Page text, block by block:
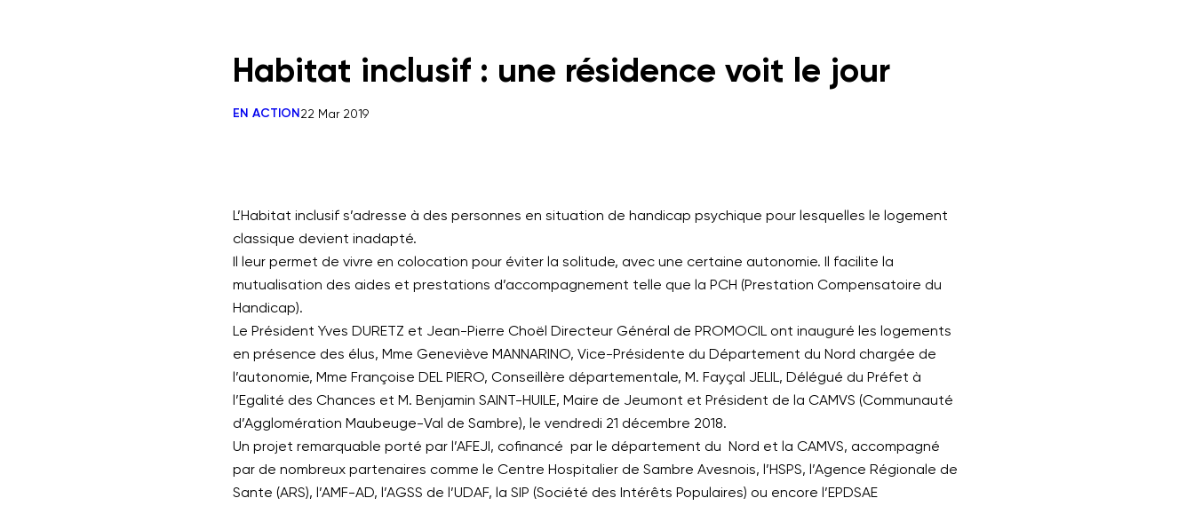
Habitat inclusif : une résidence voit le jour
EN ACTION22 Mar 2019
L’Habitat inclusif s’adresse à des personnes en situation de handicap psychique pour lesquelles le logement
classique devient inadapté.
Il leur permet de vivre en colocation pour éviter la solitude, avec une certaine autonomie. Il facilite la
mutualisation des aides et prestations d’accompagnement telle que la PCH (Prestation Compensatoire du
Handicap).
Le Président Yves DURETZ et Jean-Pierre Choël Directeur Général de PROMOCIL ont inauguré les logements
en présence des élus, Mme Geneviève MANNARINO, Vice-Présidente du Département du Nord chargée de
l’autonomie, Mme Françoise DEL PIERO, Conseillère départementale, M. Fayçal JELIL, Délégué du Préfet à
l’Egalité des Chances et M. Benjamin SAINT-HUILE, Maire de Jeumont et Président de la CAMVS (Communauté
d’Agglomération Maubeuge-Val de Sambre), le vendredi 21 décembre 2018.
Un projet remarquable porté par l’AFEJI, cofinancé par le département du Nord et la CAMVS, accompagné
par de nombreux partenaires comme le Centre Hospitalier de Sambre Avesnois, l’HSPS, l’Agence Régionale de
Sante (ARS), l’AMF-AD, l’AGSS de l’UDAF, la SIP (Société des Intérêts Populaires) ou encore l’EPDSAE